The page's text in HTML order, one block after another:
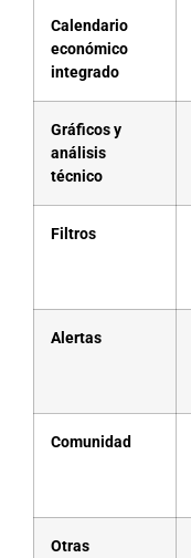
Calendario
económico
integrado
Gráficos y
análisis
técnico
Filtros
Alertas
Comunidad
Otras